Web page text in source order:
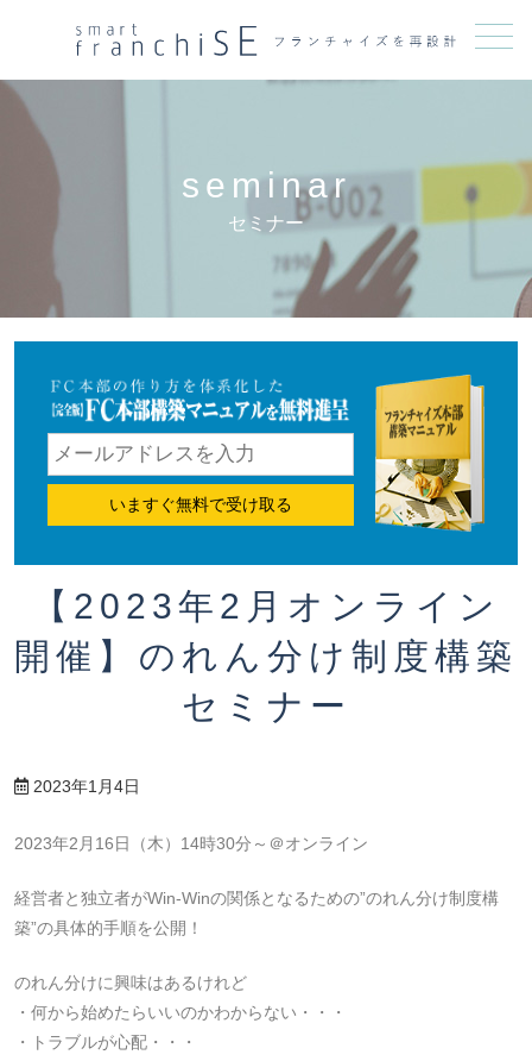
メニュー
seminar
セミナー
いますぐ無料で受け取る
【2023年2月オンライン
開催】のれん分け制度構築
セミナー
2023年1月4日
2023年2月16日（木）14時30分～＠オンライン
経営者と独立者がWin-Winの関係となるための”のれん分け制度構
築”の具体的手順を公開！
のれん分けに興味はあるけれど
・何から始めたらいいのかわからない・・・
・トラブルが心配・・・